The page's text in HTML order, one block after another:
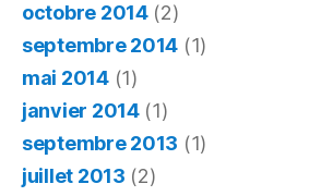
octobre 2014(2)
septembre 2014 (1)
mai 2014(1)
janvier 2014(1)
septembre 2013 (1)
juillet 2013 (2)